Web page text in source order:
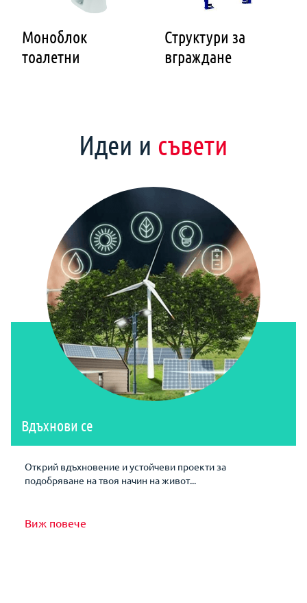
Моноблок
тоалетни
Структури за
вграждане
Идеи и съвети
Вдъхнови се
Открий вдъхновение и устойчеви проекти за
подобряване на твоя начин на живот...
Виж повече